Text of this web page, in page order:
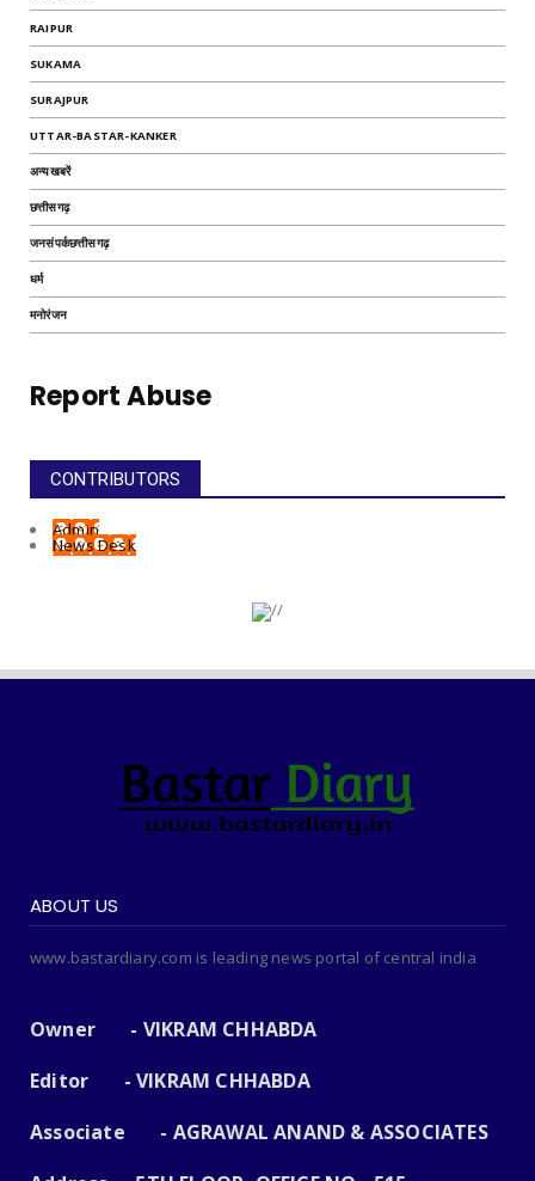
RAIPUR
SUKAMA
SURAJPUR
UTTAR-BASTAR-KANKER
अन्यखबरें
छत्तीसगढ़
जनसंपर्कछत्तीसगढ़
धर्म
मनोरंजन
Report Abuse
CONTRIBUTORS
Admin
News Desk
ABOUT US
www.bastardiary.com is leading news portal of central india
Owner - VIKRAM CHHABDA
Editor - VIKRAM CHHABDA
Associate - AGRAWAL ANAND & ASSOCIATES